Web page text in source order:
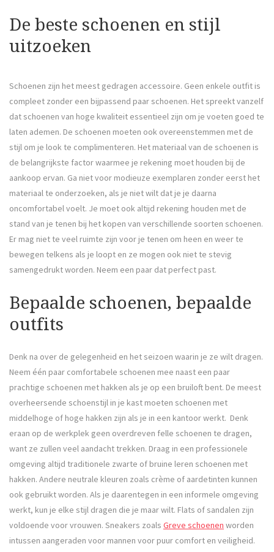
De beste schoenen en stijl
uitzoeken
Schoenen zijn het meest gedragen accessoire. Geen enkele outfit is
compleet zonder een bijpassend paar schoenen. Het spreekt vanzelf
dat schoenen van hoge kwaliteit essentieel zijn om je voeten goed te
laten ademen. De schoenen moeten ook overeenstemmen met de
stijl om je look te complimenteren. Het materiaal van de schoenen is
de belangrijkste factor waarmee je rekening moet houden bij de
aankoop ervan. Ga niet voor modieuze exemplaren zonder eerst het
materiaal te onderzoeken, als je niet wilt dat je je daarna
oncomfortabel voelt. Je moet ook altijd rekening houden met de
stand van je tenen bij het kopen van verschillende soorten schoenen.
Er mag niet te veel ruimte zijn voor je tenen om heen en weer te
bewegen telkens als je loopt en ze mogen ook niet te stevig
samengedrukt worden. Neem een paar dat perfect past.
Bepaalde schoenen, bepaalde
outfits
Denk na over de gelegenheid en het seizoen waarin je ze wilt dragen.
Neem één paar comfortabele schoenen mee naast een paar
prachtige schoenen met hakken als je op een bruiloft bent. De meest
overheersende schoenstijl in je kast moeten schoenen met
middelhoge of hoge hakken zijn als je in een kantoor werkt. Denk
eraan op de werkplek geen overdreven felle schoenen te dragen,
want ze zullen veel aandacht trekken. Draag in een professionele
omgeving altijd traditionele zwarte of bruine leren schoenen met
hakken. Andere neutrale kleuren zoals crème of aardetinten kunnen
ook gebruikt worden. Als je daarentegen in een informele omgeving
werkt, kun je elke stijl dragen die je maar wilt. Flats of sandalen zijn
voldoende voor vrouwen. Sneakers zoals Greve schoenen worden
intussen aangeraden voor mannen voor puur comfort en veiligheid.